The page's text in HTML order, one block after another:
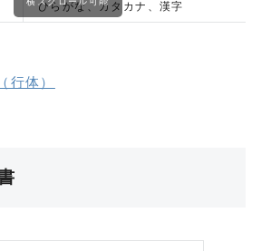
ひらがな、カタカナ、漢字
行体）